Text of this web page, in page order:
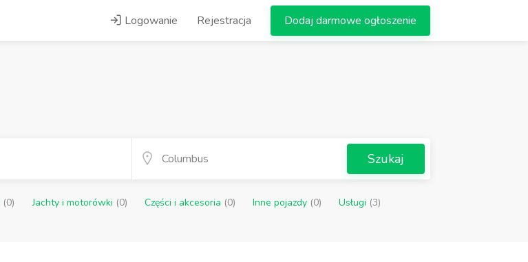
Logowanie Rejestracja Dodaj darmowe ogłoszenie
Szukaj
(0) Jachty i motorówki (0) Części i akcesoria (0) Inne pojazdy (0) Usługi (3)